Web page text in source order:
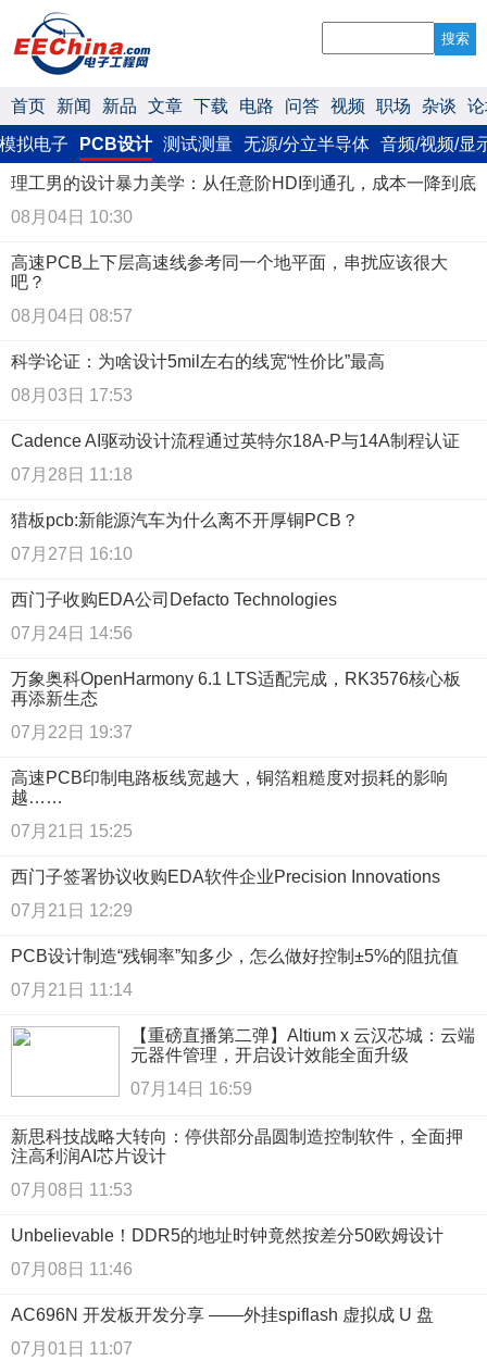
搜索
首页 新闻 新品 文章 下载 电路 问答 视频 职场 杂谈
模拟电子 PCB设计 测试测量 无源/分立半导体 音频/视频/显
理工男的设计暴力美学：从任意阶HDI到通孔，成本一降到底
08月04日 10:30
高速PCB上下层高速线参考同一个地平面，串扰应该很大
吧？
08月04日 08:57
科学论证：为啥设计5mil左右的线宽“性价比”最高
08月03日 17:53
Cadence AI驱动设计流程通过英特尔18A-P与14A制程认证
07月28日 11:18
猎板pcb:新能源汽车为什么离不开厚铜PCB？
07月27日 16:10
西门子收购EDA公司Defacto Technologies
07月24日 14:56
万象奥科OpenHarmony 6.1 LTS适配完成，RK3576核心板
再添新生态
07月22日 19:37
高速PCB印制电路板线宽越大，铜箔粗糙度对损耗的影响
越……
07月21日 15:25
西门子签署协议收购EDA软件企业Precision Innovations
07月21日 12:29
PCB设计制造“残铜率”知多少，怎么做好控制±5%的阻抗值
07月21日 11:14
【重磅直播第二弹】Altium x 云汉芯城：云端
元器件管理，开启设计效能全面升级
07月14日 16:59
新思科技战略大转向：停供部分晶圆制造控制软件，全面押
注高利润AI芯片设计
07月08日 11:53
Unbelievable！DDR5的地址时钟竟然按差分50欧姆设计
07月08日 11:46
AC696N 开发板开发分享 ——外挂spiflash 虚拟成 U 盘
07月01日 11:07